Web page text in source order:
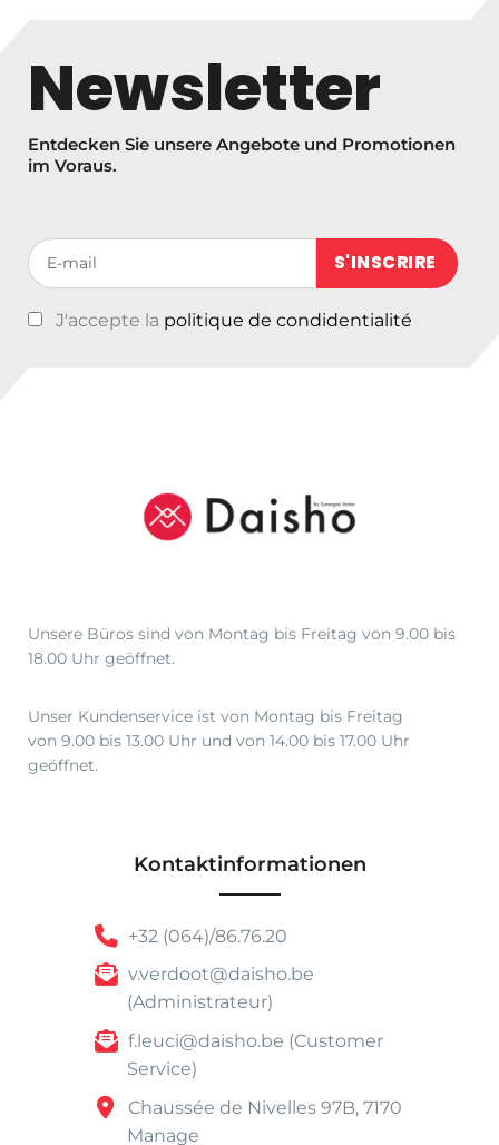
Newsletter
Entdecken Sie unsere Angebote und Promotionen
im Voraus.
Votre adresse de messagerie (obligatoire)
J'accepte la politique de condidentialité
Unsere Büros sind von Montag bis Freitag von 9.00 bis
18.00 Uhr geöffnet.
Unser Kundenservice ist von Montag bis Freitag
von 9.00 bis 13.00 Uhr und von 14.00 bis 17.00 Uhr
geöffnet.
Kontaktinformationen
+32 (064)/86.76.20
v.verdoot@daisho.be
(Administrateur)
f.leuci@daisho.be (Customer
Service)
Chaussée de Nivelles 97B, 7170
Manage